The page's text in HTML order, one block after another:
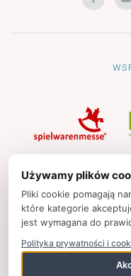
Używamy plików
Pliki cookie pomagają
które kategorie
jest wymagana do
Polityka prywatności i